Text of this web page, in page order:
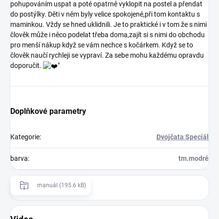
pohupováním uspat a poté opatrně vyklopit na postel a přendat
do postýlky. Děti v něm byly velice spokojené,při tom kontaktu s
maminkou. Vždy se hned uklidnili. Je to praktické i v tom že s nimi
člověk může i něco podelat třeba doma,zajít si s nimi do obchodu
pro menší nákup když se vám nechce s kočárkem. Když se to
člověk naučí rychleji se vypraví. Za sebe mohu každému opravdu
doporučit.
"
Doplňkové parametry
Kategorie: Dvojčata Speciál
barva: tm.modré
manuál (195.6 kB)